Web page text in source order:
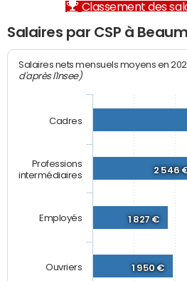
Classement des
Salaires par CSP à
Salaires nets mensuels moyens en
d'après l'Insee)
2 546
1 827 €
1 950 €
Cadres
Professions
intermédiaires
Employés
Ouvriers